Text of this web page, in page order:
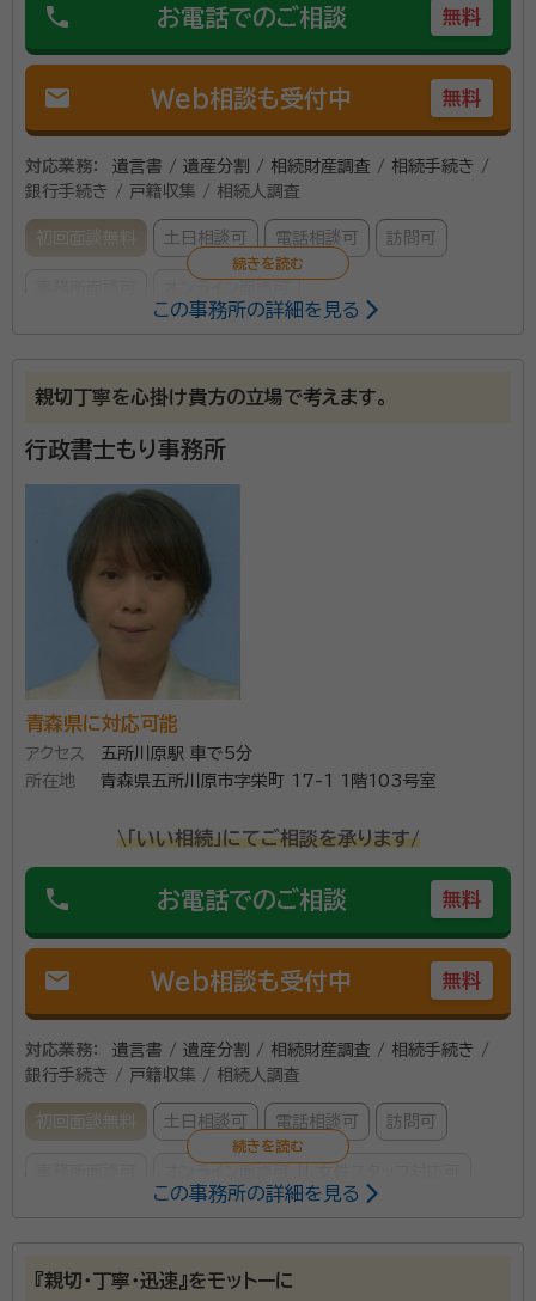
phone お電話でのご相談 無料
mail Web相談も受付中 無料
対応業務：
遺言書 / 遺産分割 / 相続財産調査 / 相続手続き /
銀行手続き / 戸籍収集 / 相続人調査
初回面談無料 土日相談可 電話相談可 訪問可
澁田 優希（しぶた ゆうき）
行政書士・宅地建物取引士・賃貸不動産
満足度 5.0
ご利用時期：2026/6
面談の感想
自宅に来て頂き、とても話しやすく、内容もこちらが分かる様に説明して
下さり、安心してお任せする事が出来ました。
契約後の感想
こちらが、疑問に思っている事を、電話でやり取りしましたが、すぐに返
答して下さり、とても手際がよく感心しました。
想いを残したい方を応援いたします。また、お悩みや不
安などについてもお気軽にご相談ください。お顔合わ
のやり取りにも対応可能です。青森市内において終活と
して遺言のみならず様々な業者と提携しておりますので
まずはお気軽にご相談ください。
資格等： 行政書士、宅地建物取引士、賃貸不動産経営管理士
この事務所の詳細を見る
親切丁寧を心掛け貴方の立場で考えます。
行政書士もり事務所
青森県に対応可能
アクセス
五所川原駅 車で5分
所在地
青森県五所川原市字栄町 17-1 1階103号室
\「いい相続」にてご相談を承ります/
phone お電話でのご相談 無料
mail Web相談も受付中 無料
対応業務：
遺言書 / 遺産分割 / 相続財産調査 / 相続手続き /
銀行手続き / 戸籍収集 / 相続人調査
初回面談無料 土日相談可 電話相談可 訪問可
盛 みどり（モリ ミドリ） 行政書士
この事務所の詳細を見る
『親切･丁寧･迅速』をモットーに